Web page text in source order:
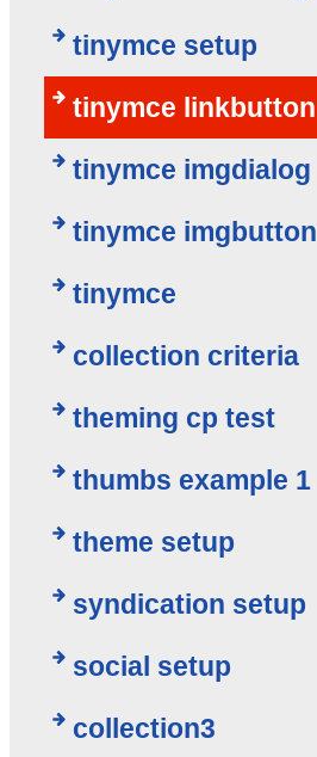
tinymce setup
tinymce linkbutton
tinymce imgdialog
tinymce imgbutton
tinymce
collection criteria
theming cp test
thumbs example 1
theme setup
syndication setup
social setup
collection3